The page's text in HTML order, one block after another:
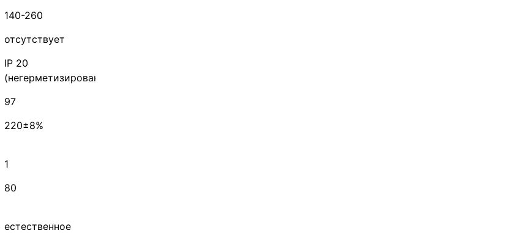
140-260
отсутствует
IP 20
(негерметизирован)
97
220±8%
1
80
естественное